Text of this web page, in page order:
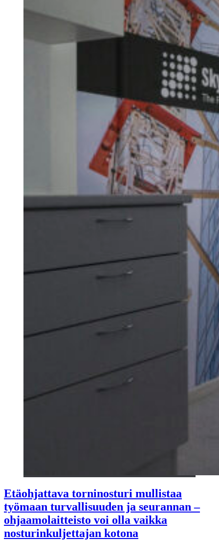
Etäohjattava torninosturi mullistaa
työmaan turvallisuuden ja seurannan –
ohjaamolaitteisto voi olla vaikka
nosturinkuljettajan kotona